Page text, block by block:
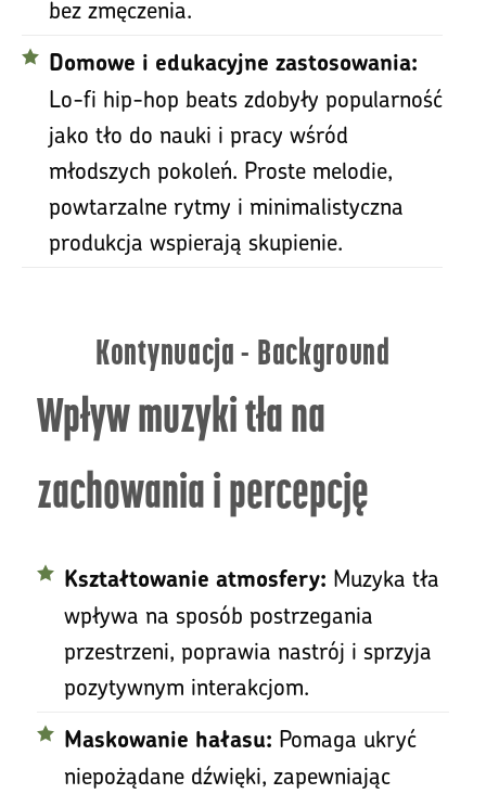
bez zmęczenia.
Domowe i edukacyjne zastosowania:
Lo-fi hip-hop beats zdobyły popularność
jako tło do nauki i pracy wśród
młodszych pokoleń. Proste melodie,
powtarzalne rytmy i minimalistyczna
produkcja wspierają skupienie.
Kontynuacja - Background
Wpływ muzyki tła na
zachowania i percepcję
Kształtowanie atmosfery: Muzyka tła
wpływa na sposób postrzegania
przestrzeni, poprawia nastrój i sprzyja
pozytywnym interakcjom.
Maskowanie hałasu: Pomaga ukryć
niepożądane dźwięki, zapewniając